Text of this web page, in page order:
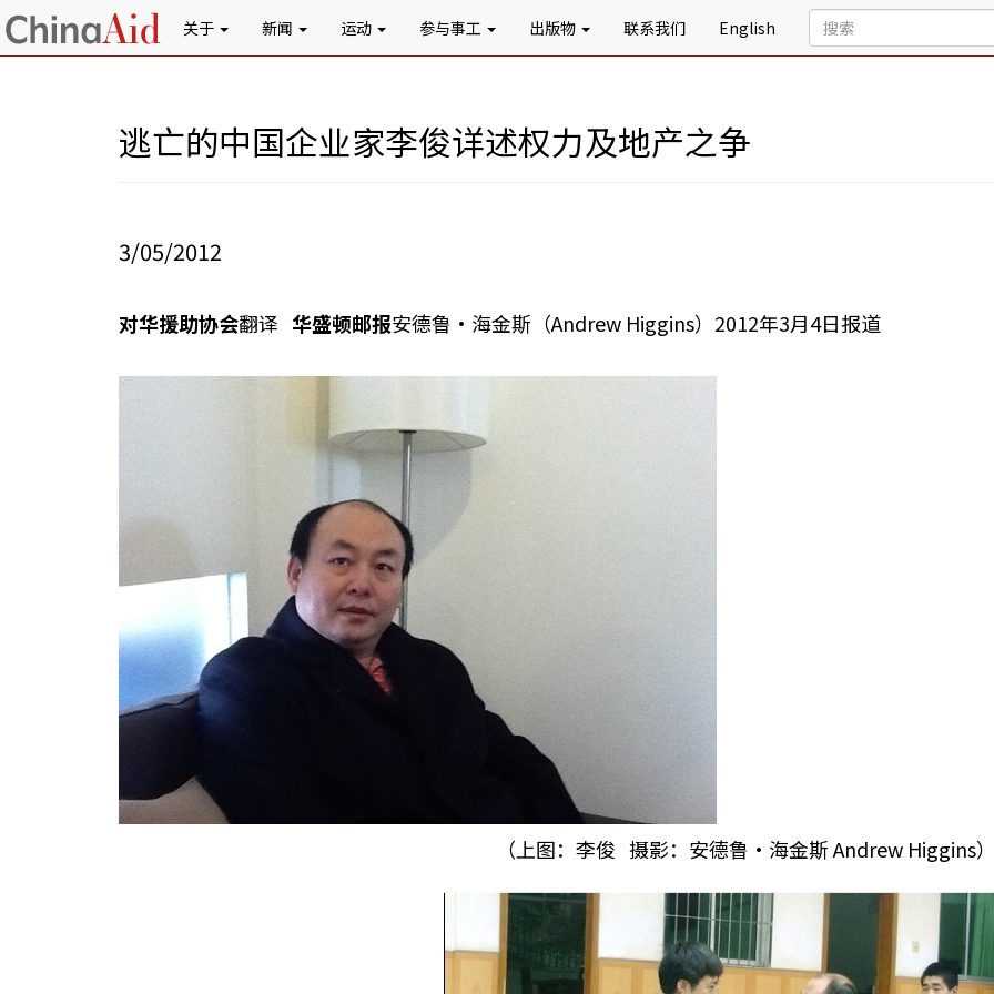
关于 新闻 运动 参与事工 出版物 联系我们 English
逃亡的中国企业家李俊详述权力及地产之争
3/05/2012
对华援助协会翻译 华盛顿邮报安德鲁•海金斯（Andrew Higgins）2012年3月4日报道
（上图：李俊 摄影：安德鲁•海金斯 Andrew Higgins